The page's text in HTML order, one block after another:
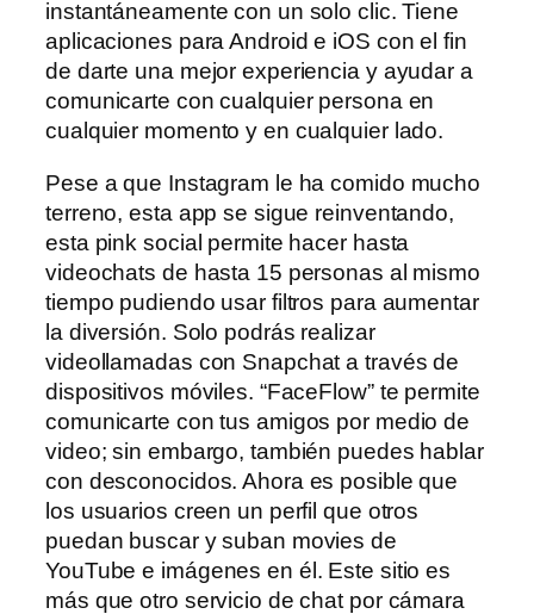
instantáneamente con un solo clic. Tiene
aplicaciones para Android e iOS con el fin
de darte una mejor experiencia y ayudar a
comunicarte con cualquier persona en
cualquier momento y en cualquier lado.
Pese a que Instagram le ha comido mucho
terreno, esta app se sigue reinventando,
esta pink social permite hacer hasta
videochats de hasta 15 personas al mismo
tiempo pudiendo usar filtros para aumentar
la diversión. Solo podrás realizar
videollamadas con Snapchat a través de
dispositivos móviles. “FaceFlow” te permite
comunicarte con tus amigos por medio de
video; sin embargo, también puedes hablar
con desconocidos. Ahora es posible que
los usuarios creen un perfil que otros
puedan buscar y suban movies de
YouTube e imágenes en él. Este sitio es
más que otro servicio de chat por cámara